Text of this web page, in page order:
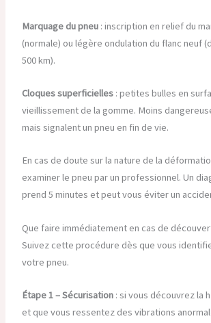
Marquage du pneu: inscription en relief du
(normale) ou légère ondulation du flanc neuf
500 km).
Cloques superficielles: petites bulles en
vieillissement de la gomme. Moins
mais signalent un pneu en fin de vie.
En cas de doute sur la nature de la
examiner le pneu par un professionnel. Un
prend 5 minutes et peut vous éviter un
Que faire immédiatement en cas de
Suivez cette procédure dès que vous
votre pneu.
Étape 1 – Sécurisation: si vous découvrez la
et que vous ressentez des vibrations